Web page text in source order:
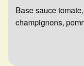
Base sauce
champignons,